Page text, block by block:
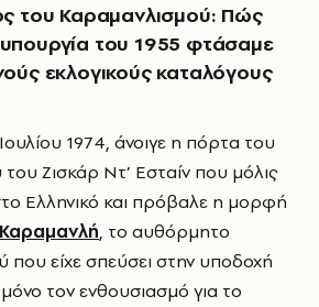
του Καραμανλισμού: Πώς
του 1955 φτάσαμε
εκλογικούς καταλόγους
1974, άνοιγε η πόρτα του
Ζισκάρ Ντ’ Εσταίν που μόλις
Ελληνικό και πρόβαλε η μορφή
Καραμανλή, το αυθόρμητο
είχε σπεύσει στην υποδοχή
τον ενθουσιασμό για το